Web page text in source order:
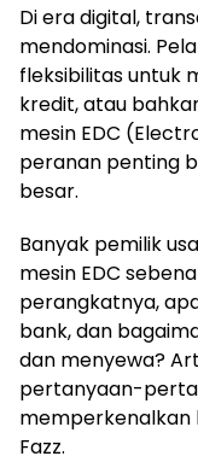
Di era digital,
mendominasi.
fleksibilitas untuk
kredit, atau
mesin EDC
peranan penting
besar.
Banyak pemilik
mesin EDC
perangkatnya,
bank, dan
dan menyewa?
pertanyaan-
memperkenalkan
Fazz.